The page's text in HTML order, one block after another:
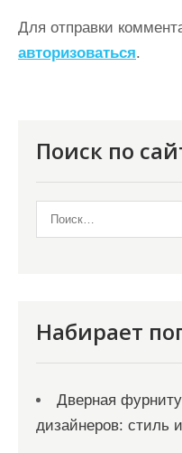
Для отправки
авторизоваться.
Поиск по
Набирает
Дверная
дизайнеров: стиль